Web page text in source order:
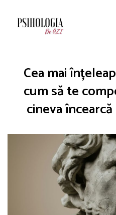
Cea mai
cum să te
cineva